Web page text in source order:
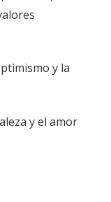
y la
y el amor